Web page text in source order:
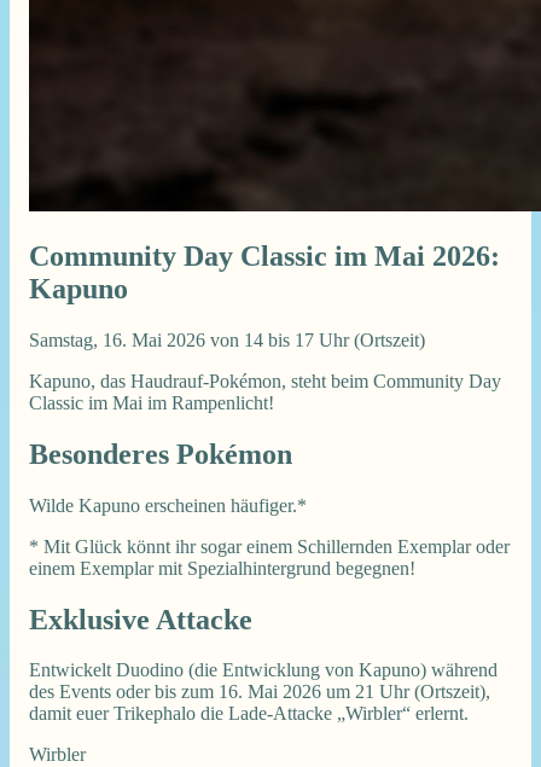
Community Day Classic im Mai 2026:
Kapuno
Samstag, 16. Mai 2026 von 14 bis 17 Uhr (Ortszeit)
Kapuno, das Haudrauf-Pokémon, steht beim Community Day
Classic im Mai im Rampenlicht!
Besonderes Pokémon
Wilde Kapuno erscheinen häufiger.*
* Mit Glück könnt ihr sogar einem Schillernden Exemplar oder
einem Exemplar mit Spezialhintergrund begegnen!
Exklusive Attacke
Entwickelt Duodino (die Entwicklung von Kapuno) während
des Events oder bis zum 16. Mai 2026 um 21 Uhr (Ortszeit),
damit euer Trikephalo die Lade-Attacke „Wirbler“ erlernt.
Wirbler